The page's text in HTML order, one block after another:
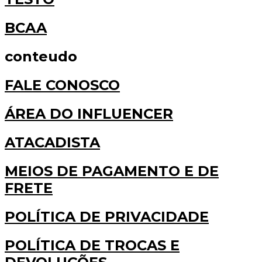
BCAA
conteudo
FALE CONOSCO
ÁREA DO INFLUENCER
ATACADISTA
MEIOS DE PAGAMENTO E DE
FRETE
POLÍTICA DE PRIVACIDADE
POLÍTICA DE TROCAS E